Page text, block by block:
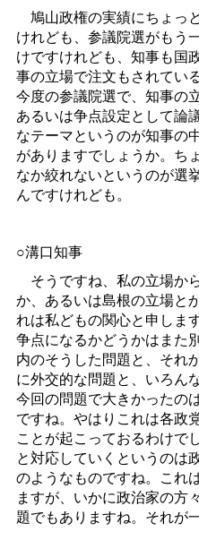
鳩山政権の実績にちょっ
けれども、参議院選がもう
けですけれども、知事も国
事の立場で注文もされてい
今度の参議院選で、知事の
あるいは争点設定として論
なテーマというのが知事の
がありますでしょうか。ち
なか絞れないというのが選
んですけれども。
○溝口知事
そうですね、私の立場か
か、あるいは島根の立場と
れは私どもの関心と申しま
争点になるかどうかはまた
内のそうした問題と、それ
に外交的な問題と、いろん
今回の問題で大きかったの
ですね。やはりこれは各政
ことが起こっておるわけで
と対応していくというのは
のようなものですね。これ
ますが、いかに政治家の方
題でもありますね。それが